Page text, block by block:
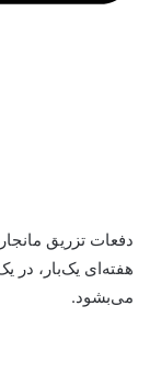
دفعات تزریق
هفته‌ای یک‌بار، در
می‌بشود.